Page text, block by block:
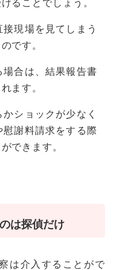
ることでしょう。
現場を見てしまう
です。
場合は、結果報告書
ます。
ショックが少なく
謝料請求をする際
できます。
は探偵だけ
は介入することがで